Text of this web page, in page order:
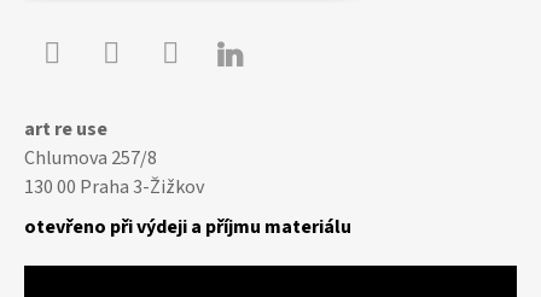

art re use
Chlumova 257/8
130 00 Praha 3-Žižkov
otevřeno při výdeji a příjmu materiálu